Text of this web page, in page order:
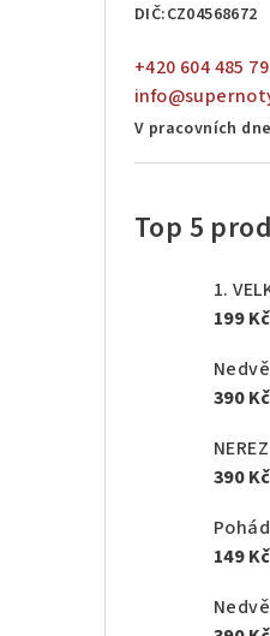
DIČ:CZ04568672
+420 604 485
V pracovních
Top 5
199 Kč
390 Kč
390 Kč
149 Kč